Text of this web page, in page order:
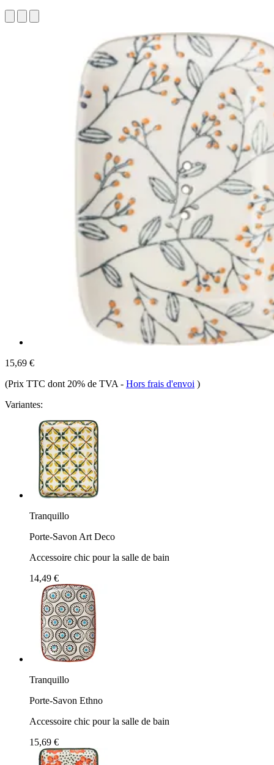
15,69 €
(Prix TTC dont 20% de TVA - Hors frais d'envoi )
Variantes:
Tranquillo
Porte-Savon Art Deco
Accessoire chic pour la salle de bain
14,49 €
Tranquillo
Porte-Savon Ethno
Accessoire chic pour la salle de bain
15,69 €